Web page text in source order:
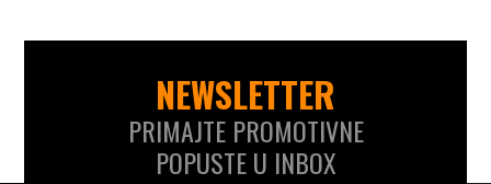
NEWSLETTER
PRIMAJTE PROMOTIVNE
POPUSTE U INBOX